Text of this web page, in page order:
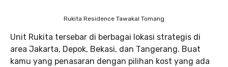
Rukita Residence Tawakal Tomang
Unit Rukita tersebar di berbagai lokasi strategis di
area Jakarta, Depok, Bekasi, dan Tangerang. Buat
kamu yang penasaran dengan pilihan kost yang ada